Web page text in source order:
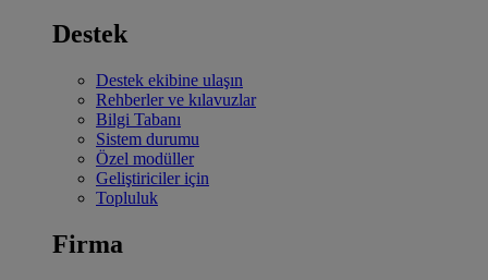
Destek
Destek ekibine ulaşın
Rehberler ve kılavuzlar
Bilgi Tabanı
Sistem durumu
Özel modüller
Geliştiriciler için
Topluluk
Firma